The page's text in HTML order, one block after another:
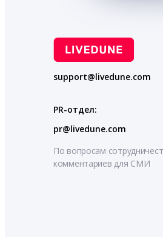
support@livedune.com
PR-отдел:
pr@livedune.com
По вопросам
комментариев для СМИ